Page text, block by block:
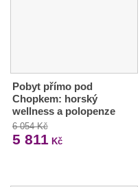
Pobyt přímo pod
Chopkem: horský
wellness a polopenze
6 054 Kč
5 811 Kč